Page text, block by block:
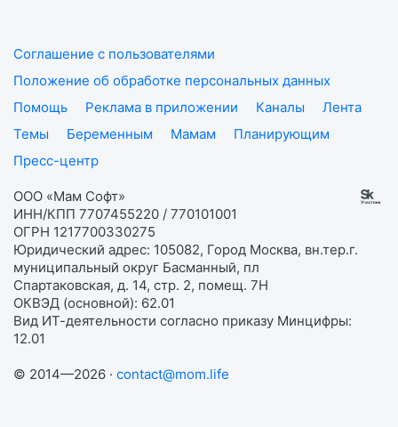
Соглашение с пользователями
Положение об обработке персональных данных
Помощь
Реклама в приложении Каналы
Лента
Темы
Беременным Мамам
Планирующим
Пресс-центр
ООО «Мам Софт»
ИНН/КПП 7707455220 / 770101001
ОГРН 1217700330275
Юридический адрес: 105082, Город Москва, вн.тер.г.
муниципальный округ Басманный, пл
Спартаковская, д. 14, стр. 2, помещ. 7Н
ОКВЭД (основной): 62.01
Вид ИТ-деятельности согласно приказу Минцифры:
12.01
© 2014—2026 · contact@mom.life